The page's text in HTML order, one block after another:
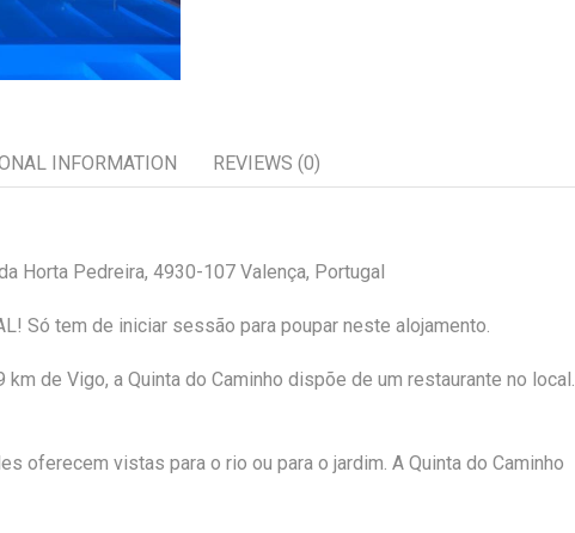
INFORMATION REVIEWS (0)
Horta Pedreira, 4930-107 Valença, Portugal
Só tem de iniciar sessão para poupar neste alojamento.
de Vigo, a Quinta do Caminho dispõe de um restaurante no local.
oferecem vistas para o rio ou para o jardim. A Quinta do Caminho